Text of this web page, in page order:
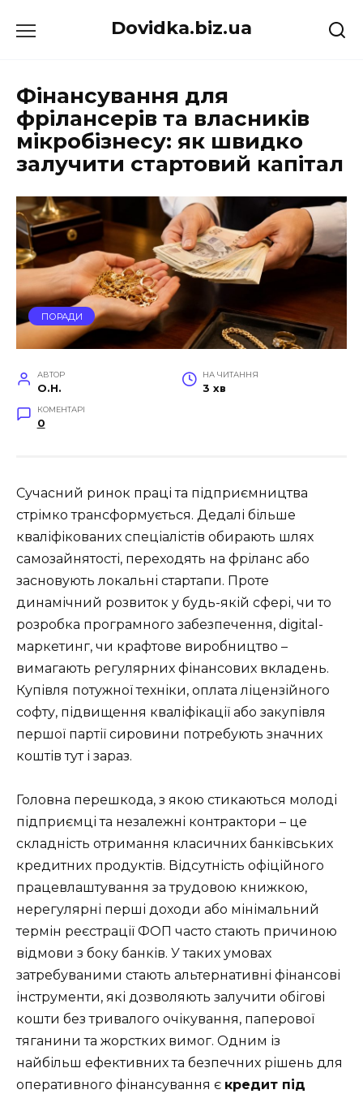
до
Dovidka.biz.ua
Фінансування для
фрілансерів та власників
мікробізнесу: як швидко
залучити стартовий капітал
ПОРАДИ
АВТОР
O.H.
НА ЧИТАННЯ
3 хв
КОМЕНТАРІ
0
Сучасний ринок праці та підприємництва
стрімко трансформується. Дедалі більше
кваліфікованих спеціалістів обирають шлях
самозайнятості, переходять на фріланс або
засновують локальні стартапи. Проте
динамічний розвиток у будь-якій сфері, чи то
розробка програмного забезпечення, digital-
маркетинг, чи крафтове виробництво –
вимагають регулярних фінансових вкладень.
Купівля потужної техніки, оплата ліцензійного
софту, підвищення кваліфікації або закупівля
першої партії сировини потребують значних
коштів тут і зараз.
Головна перешкода, з якою стикаються молоді
підприємці та незалежні контрактори – це
складність отримання класичних банківських
кредитних продуктів. Відсутність офіційного
працевлаштування за трудовою книжкою,
нерегулярні перші доходи або мінімальний
термін реєстрації ФОП часто стають причиною
відмови з боку банків. У таких умовах
затребуваними стають альтернативні фінансові
інструменти, які дозволяють залучити обігові
кошти без тривалого очікування, паперової
тяганини та жорстких вимог. Одним із
найбільш ефективних та безпечних рішень для
оперативного фінансування є кредит під